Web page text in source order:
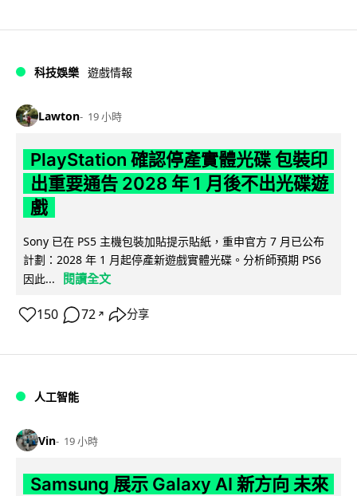
科技娛樂 遊戲情報
Lawton 19 小時
PlayStation 確認停產實體光碟 包裝印
出重要通告 2028 年 1 月後不出光碟遊
戲
Sony 已在 PS5 主機包裝加貼提示貼紙，重申官方 7 月已公布
計劃：2028 年 1 月起停產新遊戲實體光碟。分析師預期 PS6
因此...
閱讀全文
150 72 ↗ 分享
人工智能
Vin 19 小時
Samsung 展示 Galaxy AI 新方向 未來